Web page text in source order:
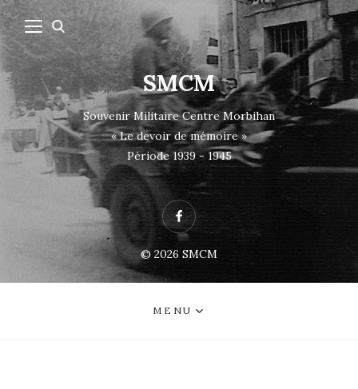
SMCM
Souvenir Militaire Centre Morbihan
« Le devoir de mémoire »
Période 1939 - 1945
Facebook
© 2026 SMCM
MENU